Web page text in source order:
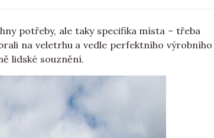
potřeby, ale taky specifika místa – třeba
na veletrhu a vedle perfektního výrobního
lidské souznění.